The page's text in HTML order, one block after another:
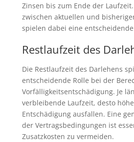
Zinsen bis zum Ende der
zwischen aktuellen und
spielen dabei eine entscheidende
Restlaufzeit des
Die Restlaufzeit des Darlehens
entscheidende Rolle bei der
Vorfälligkeitsentschädigung. Je
verbleibende Laufzeit, desto
Entschädigung ausfallen. Eine
der Vertragsbedingungen ist
Zusatzkosten zu vermeiden.